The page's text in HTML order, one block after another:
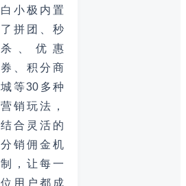
白小极内置
了拼团、秒
杀、优惠
券、积分商
城等30多种
营销玩法，
结合灵活的
分销佣金机
制，让每一
位用户都成